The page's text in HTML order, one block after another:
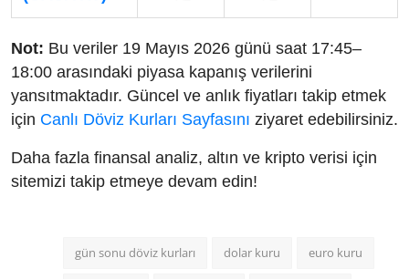
Not: Bu veriler 19 Mayıs 2026 günü saat 17:45–
18:00 arasındaki piyasa kapanış verilerini
yansıtmaktadır. Güncel ve anlık fiyatları takip etmek
için Canlı Döviz Kurları Sayfasını ziyaret edebilirsiniz.
Daha fazla finansal analiz, altın ve kripto verisi için
sitemizi takip etmeye devam edin!
gün sonu döviz kurları dolar kuru euro kuru